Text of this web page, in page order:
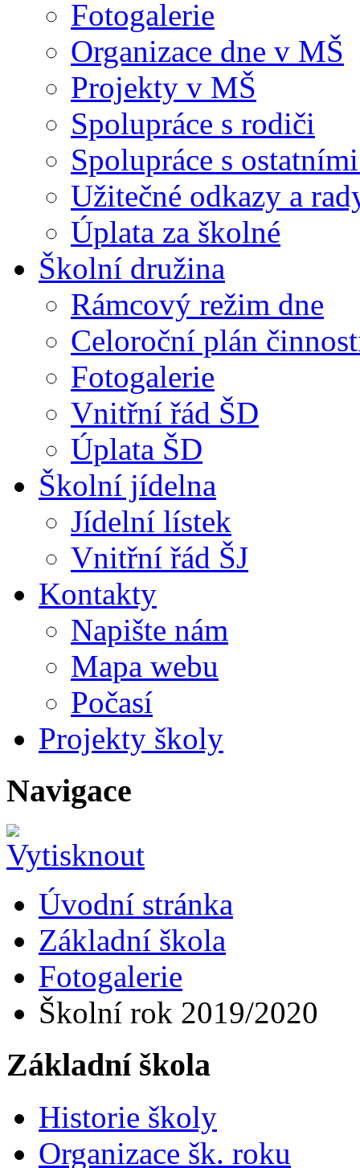
Fotogalerie
Organizace dne v MŠ
Projekty v MŠ
Spolupráce s rodiči
Spolupráce s
Užitečné odkazy a
Úplata za školné
Školní družina
Rámcový režim dne
Celoroční plán
Fotogalerie
Vnitřní řád ŠD
Úplata ŠD
Školní jídelna
Jídelní lístek
Vnitřní řád ŠJ
Kontakty
Napište nám
Mapa webu
Počasí
Projekty školy
Navigace
Úvodní stránka
Základní škola
Fotogalerie
Školní rok 2019/2020
Základní škola
Historie školy
Organizace šk. roku